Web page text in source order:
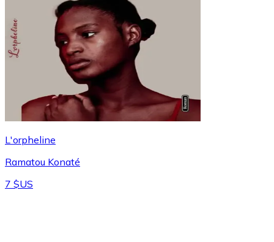
L'orpheline
Ramatou Konaté
7 $US